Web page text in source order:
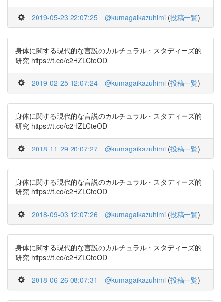
2019-05-23 22:07:25 @kumagaikazuhimi (投稿一覧)
身体に関する現代的な言説のカルチュラル・スタディーズ的
研究 https://t.co/c2HZLCteOD
2019-02-25 12:07:24 @kumagaikazuhimi (投稿一覧)
身体に関する現代的な言説のカルチュラル・スタディーズ的
研究 https://t.co/c2HZLCteOD
2018-11-29 20:07:27 @kumagaikazuhimi (投稿一覧)
身体に関する現代的な言説のカルチュラル・スタディーズ的
研究 https://t.co/c2HZLCteOD
2018-09-03 12:07:26 @kumagaikazuhimi (投稿一覧)
身体に関する現代的な言説のカルチュラル・スタディーズ的
研究 https://t.co/c2HZLCteOD
2018-06-26 08:07:31 @kumagaikazuhimi (投稿一覧)